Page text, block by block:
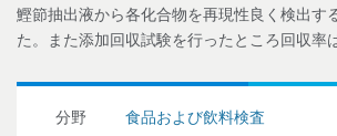
鰹節抽出液から各化合物を再現性良く検出す
た。また添加回収試験を行ったところ回収率
分野 食品および飲料検査